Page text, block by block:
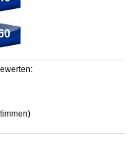
B107 ,2.5out of5